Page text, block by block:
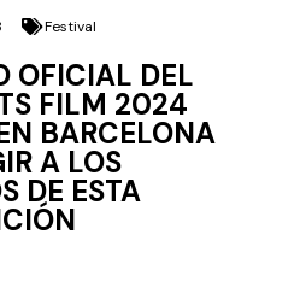
Festival
OFICIAL DEL
FILM 2024
BARCELONA
A LOS
DE ESTA